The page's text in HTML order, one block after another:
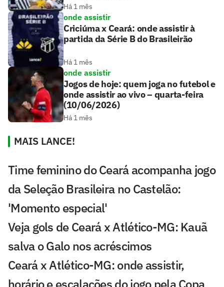
Há 1 mês
onde assistir
Criciúma x Ceará: onde assistir à
partida da Série B do Brasileirão
Há 1 mês
onde assistir
Jogos de hoje: quem joga no futebol e
onde assistir ao vivo – quarta-feira
(10/06/2026)
Há 1 mês
MAIS LANCE!
Time feminino do Ceará acompanha jogo
da Seleção Brasileira no Castelão:
'Momento especial'
Veja gols de Ceará x Atlético-MG: Kauã
salva o Galo nos acréscimos
Ceará x Atlético-MG: onde assistir,